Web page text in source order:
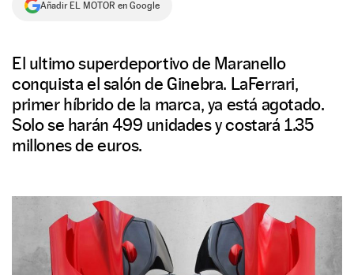
SÍGUENOS
Añadir EL MOTOR en Google
El ultimo superdeportivo de Maranello
conquista el salón de Ginebra. LaFerrari,
primer híbrido de la marca, ya está agotado.
Solo se harán 499 unidades y costará 1.35
millones de euros.